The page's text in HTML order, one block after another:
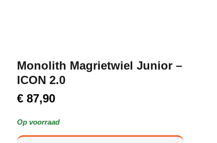
Monolith Magrietwiel Junior –
ICON 2.0
€ 87,90
Op voorraad